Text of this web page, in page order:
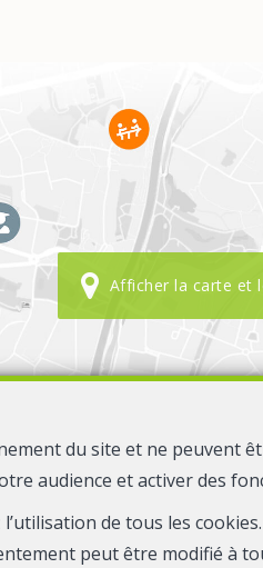
Afficher la carte et
du site et ne peuvent
audience et activer des
de tous les
peut être modifié à
Wuidard immo Rue des